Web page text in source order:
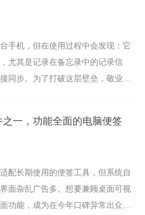
手机，但在使用过程中会发现：它
尤其是记录在备忘录中的记录信
同步。为了打破这层壁垒，敬业签
一，功能全面的电脑便签
配长期使用的便签工具，但系统自
面杂乱广告多。想要兼顾桌面可视
功能，成为在今年口碑异常出众的